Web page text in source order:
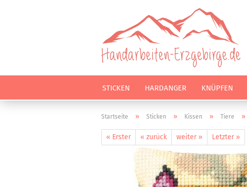
STICKEN HARDANGER KNÜPFEN
Startseite » Sticken » Kissen » Tiere »
« Erster « zurück weiter » Letzter »